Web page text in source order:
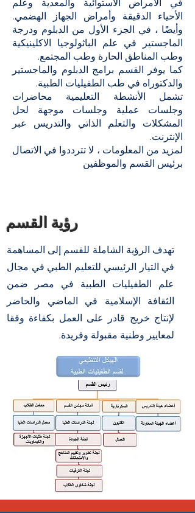
في الأمراض الاستوائية والمعدية وعلم
الأحياء الدقيقة وأمراض الجهاز الهضمي.
وأيضًا ، في الجزء الأول من الدبلوم ودرجة
الماجستير في علم الباثولوجيا الاكلينيكية
وطب المناطق الحارة وطب المجتمع.
كما يوفر القسم برامج الدبلوم والماجستير
والدكتوراه في طب الطفيليات الطبية.
تشمل الأنشطة التعليمية محاضرات
وجلسات عملية وجلسات موجهة لحل
المشكلات والتعلم الذاتي والتدريس عبر
الإنترنت.
لمزيد من المعلومات ، لا تترددوا في الاتصال
برئيس القسم والموظفين
رؤية القسم
تهدف الرؤية الشاملة للقسم إلى المساهمة
في التيار الرئيسي للتعليم الطبي في مجال
علم الطفيليات الطبية في مصر ضمن
الثقافة الإسلامية في الماضي والحاضر
لإنتاج خريج قادر على العمل بكفاءة وفقا
لمعايير وطنية مقبولة وفريدة.